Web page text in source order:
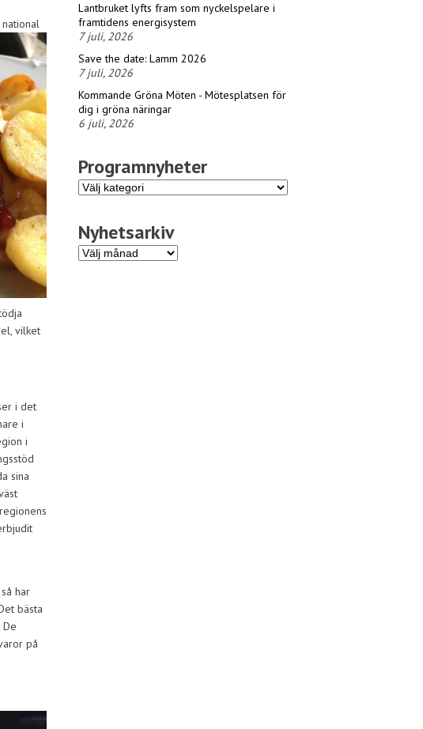
vilket
i det
i
i
sina
har
bästa
på
Lantbruket lyfts fram som nyckelspelare i
framtidens energisystem
7 juli, 2026
Save the date: Lamm 2026
7 juli, 2026
Kommande Gröna Möten - Mötesplatsen för
dig i gröna näringar
6 juli, 2026
Programnyheter
Programnyheter
Nyhetsarkiv
Nyhetsarkiv